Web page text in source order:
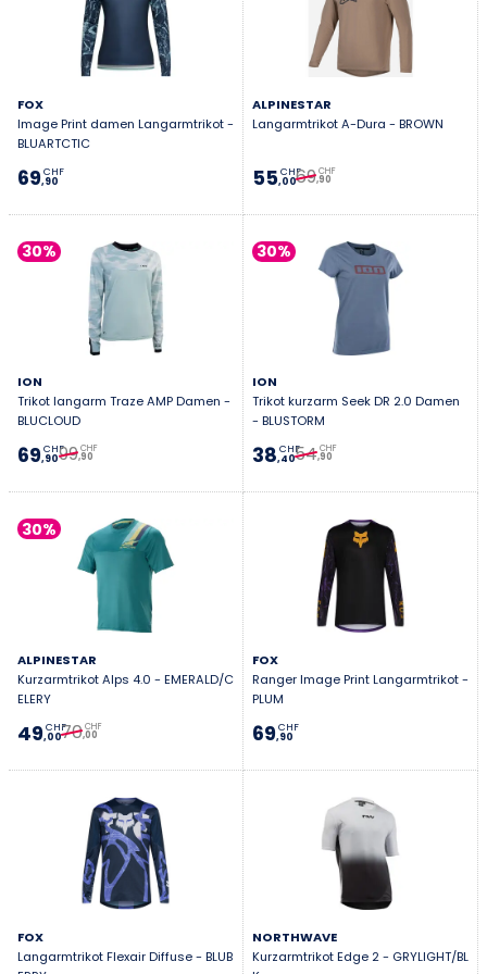
FOX
Image Print damen Langarmtrikot -
BLUARTCTIC
69,90
CHF
ALPINESTAR
Langarmtrikot A-Dura - BROWN
55,00
CHF69,90
CHF
30%
ION
Trikot langarm Traze AMP Damen -
BLUCLOUD
69,90
CHF99,90
CHF
30%
ION
Trikot kurzarm Seek DR 2.0 Damen
- BLUSTORM
38,40
CHF54,90
CHF
30%
ALPINESTAR
Kurzarmtrikot Alps 4.0 - EMERALD/C
ELERY
49,00
CHF70,00
CHF
FOX
Ranger Image Print Langarmtrikot -
PLUM
69,90
CHF
FOX
Langarmtrikot Flexair Diffuse - BLUB
NORTHWAVE
Kurzarmtrikot Edge 2 - GRYLIGHT/BL